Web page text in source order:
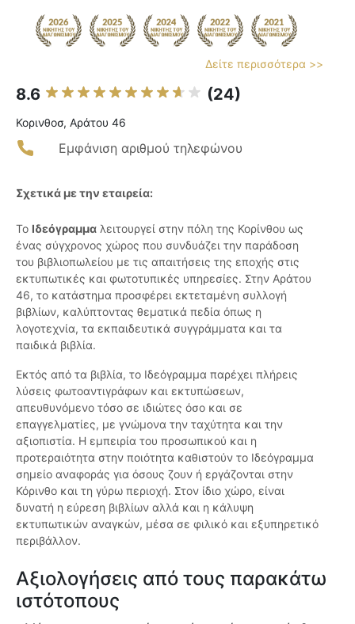
Δείτε περισσότερα >>
8.6 (24)
Κορινθοσ, Αράτου 46
Εμφάνιση αριθμού τηλεφώνου
Σχετικά με την εταιρεία:
Το Ιδεόγραμμα λειτουργεί στην πόλη της Κορίνθου ως
ένας σύγχρονος χώρος που συνδυάζει την παράδοση
του βιβλιοπωλείου με τις απαιτήσεις της εποχής στις
εκτυπωτικές και φωτοτυπικές υπηρεσίες. Στην Αράτου
46, το κατάστημα προσφέρει εκτεταμένη συλλογή
βιβλίων, καλύπτοντας θεματικά πεδία όπως η
λογοτεχνία, τα εκπαιδευτικά συγγράμματα και τα
παιδικά βιβλία.
Εκτός από τα βιβλία, το Ιδεόγραμμα παρέχει πλήρεις
λύσεις φωτοαντιγράφων και εκτυπώσεων,
απευθυνόμενο τόσο σε ιδιώτες όσο και σε
επαγγελματίες, με γνώμονα την ταχύτητα και την
αξιοπιστία. Η εμπειρία του προσωπικού και η
προτεραιότητα στην ποιότητα καθιστούν το Ιδεόγραμμα
σημείο αναφοράς για όσους ζουν ή εργάζονται στην
Κόρινθο και τη γύρω περιοχή. Στον ίδιο χώρο, είναι
δυνατή η εύρεση βιβλίων αλλά και η κάλυψη
εκτυπωτικών αναγκών, μέσα σε φιλικό και εξυπηρετικό
περιβάλλον.
Αξιολογήσεις από τους παρακάτω
ιστότοπους